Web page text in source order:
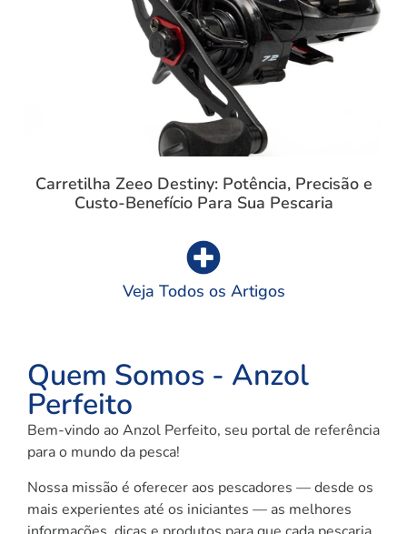
Carretilha Zeeo Destiny: Potência, Precisão e
Custo-Benefício Para Sua Pescaria
Veja Todos os Artigos
Quem Somos - Anzol
Perfeito
Bem-vindo ao Anzol Perfeito, seu portal de referência
para o mundo da pesca!
Nossa missão é oferecer aos pescadores — desde os
mais experientes até os iniciantes — as melhores